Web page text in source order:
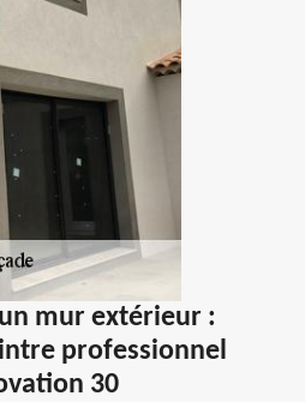
mur extérieur :
professionnel
30